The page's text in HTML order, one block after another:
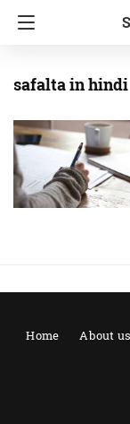
safalta in hindi
Home About us